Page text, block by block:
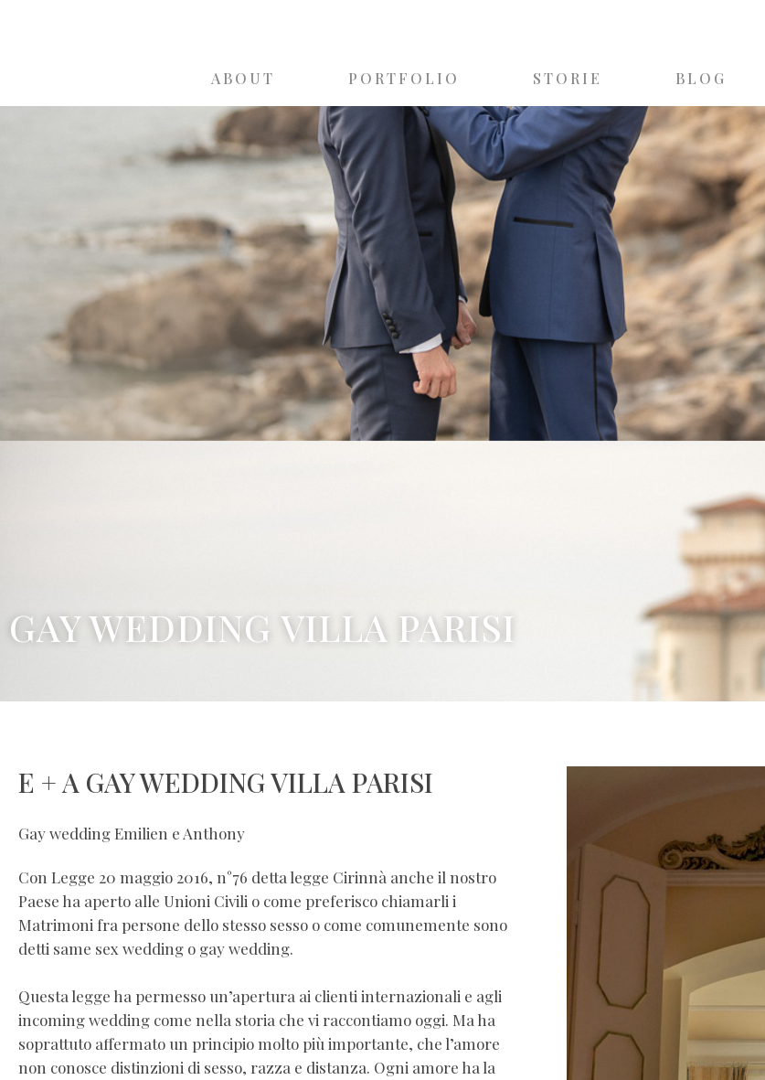
ABOUT PORTFOLIO STORIE BLOG
GAY WEDDING VILLA PARISI
E + A GAY WEDDING VILLA PARISI
Gay wedding Emilien e Anthony
Con Legge 20 maggio 2016, n°76 detta legge Cirinnà anche il nostro
Paese ha aperto alle Unioni Civili o come preferisco chiamarli i
Matrimoni fra persone dello stesso sesso o come comunemente sono
detti same sex wedding o gay wedding.
Questa legge ha permesso un’apertura ai clienti internazionali e agli
incoming wedding come nella storia che vi raccontiamo oggi. Ma ha
soprattuto affermato un principio molto più importante, che l’amore
non conosce distinzioni di sesso, razza e distanza. Ogni amore ha la